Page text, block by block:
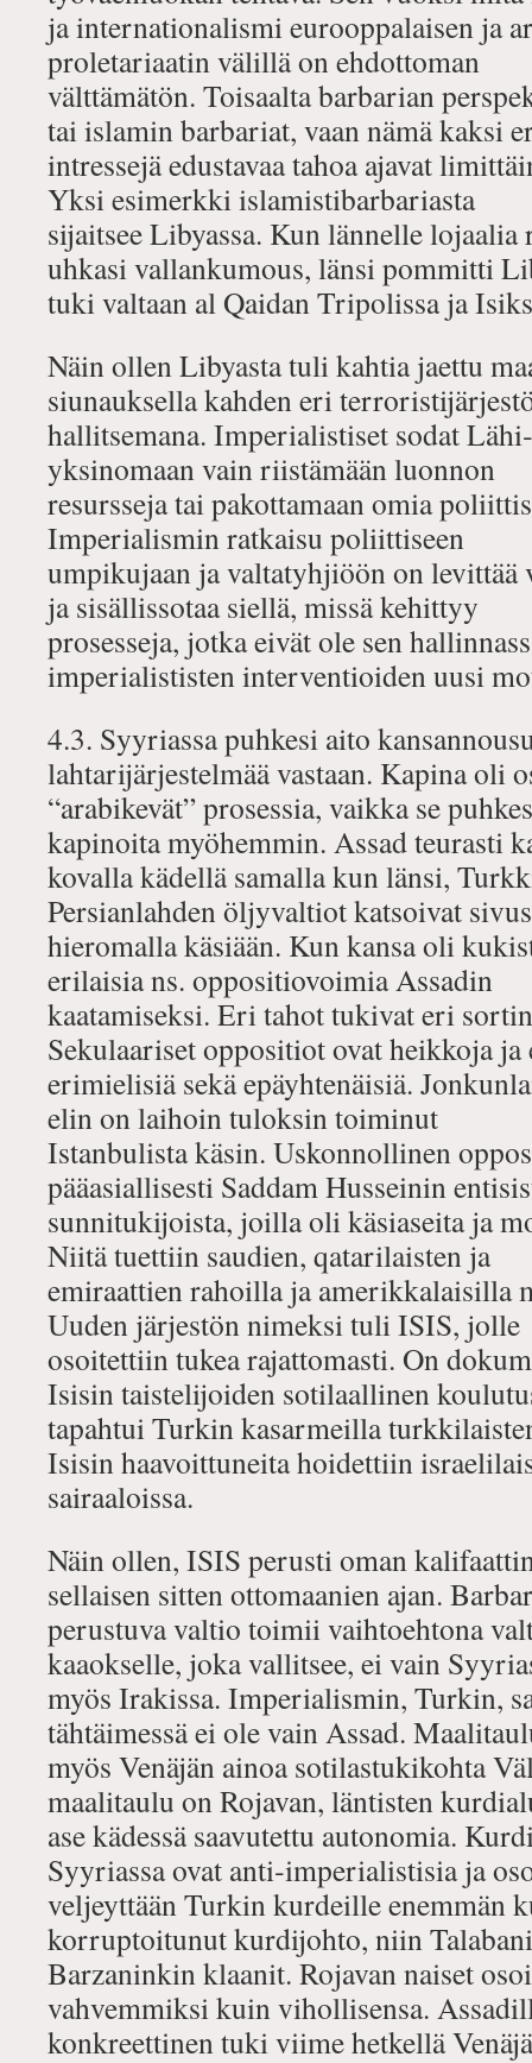
ja internationalismi eurooppalaisen ja
proletariaatin välillä on ehdottoman
välttämätön. Toisaalta barbarian
tai islamin barbariat, vaan nämä kaksi
intressejä edustavaa tahoa ajavat
Yksi esimerkki islamistibarbariasta
sijaitsee Libyassa. Kun lännelle
uhkasi vallankumous, länsi pommitti
tuki valtaan al Qaidan Tripolissa ja
Näin ollen Libyasta tuli kahtia jaettu
siunauksella kahden eri
hallitsemana. Imperialistiset sodat
yksinomaan vain riistämään luonnon
resursseja tai pakottamaan omia
Imperialismin ratkaisu poliittiseen
umpikujaan ja valtatyhjiöön on levittää
ja sisällissotaa siellä, missä kehittyy
prosesseja, jotka eivät ole sen
imperialististen interventioiden uusi
4.3. Syyriassa puhkesi aito
lahtarijärjestelmää vastaan. Kapina oli
“arabikevät” prosessia, vaikka se
kapinoita myöhemmin. Assad teurasti
kovalla kädellä samalla kun länsi,
Persianlahden öljyvaltiot katsoivat
hieromalla käsiään. Kun kansa oli
erilaisia ns. oppositiovoimia Assadin
kaatamiseksi. Eri tahot tukivat eri
Sekulaariset oppositiot ovat heikkoja
erimielisiä sekä epäyhtenäisiä.
elin on laihoin tuloksin toiminut
Istanbulista käsin. Uskonnollinen
pääasiallisesti Saddam Husseinin
sunnitukijoista, joilla oli käsiaseita ja
Niitä tuettiin saudien, qatarilaisten ja
emiraattien rahoilla ja amerikkalaisilla
Uuden järjestön nimeksi tuli ISIS, jolle
osoitettiin tukea rajattomasti. On
Isisin taistelijoiden sotilaallinen
tapahtui Turkin kasarmeilla
Isisin haavoittuneita hoidettiin
sairaaloissa.
Näin ollen, ISIS perusti oman
sellaisen sitten ottomaanien ajan.
perustuva valtio toimii vaihtoehtona
kaaokselle, joka vallitsee, ei vain
myös Irakissa. Imperialismin, Turkin,
tähtäimessä ei ole vain Assad.
myös Venäjän ainoa sotilastukikohta
maalitaulu on Rojavan, läntisten
ase kädessä saavutettu autonomia.
Syyriassa ovat anti‐imperialistisia ja
veljeyttään Turkin kurdeille enemmän
korruptoitunut kurdijohto, niin
Barzaninkin klaanit. Rojavan naiset
vahvemmiksi kuin vihollisensa.
konkreettinen tuki viime hetkellä